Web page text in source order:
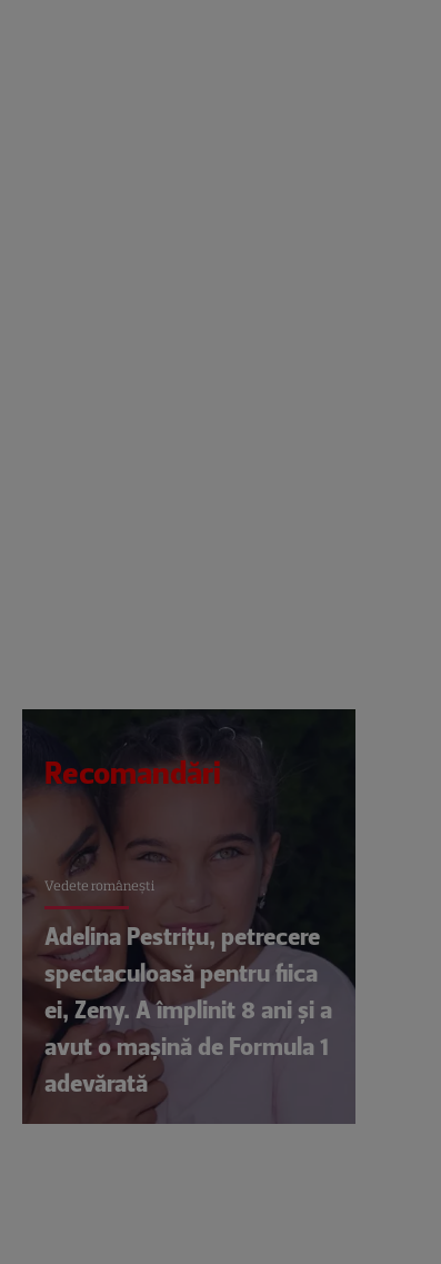
Recomandări
Vedete româneşti
Adelina Pestrițu, petrecere
spectaculoasă pentru fiica
ei, Zeny. A împlinit 8 ani și a
avut o mașină de Formula 1
adevărată